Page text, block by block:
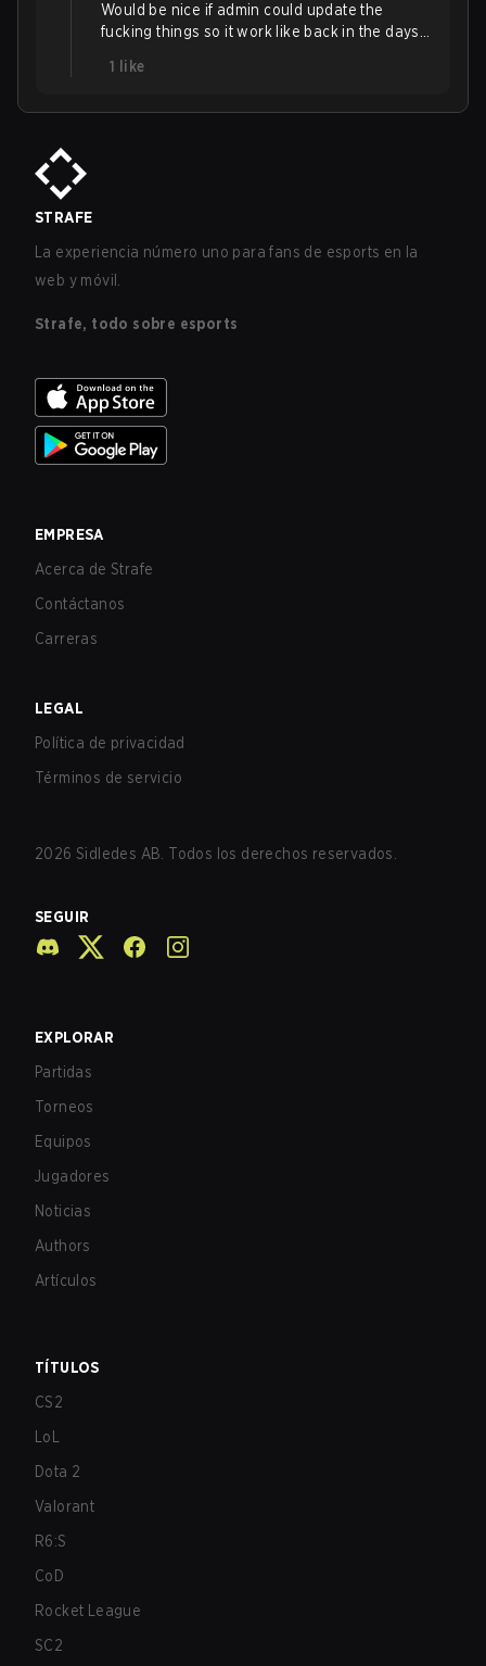
Would be nice if admin could update the
fucking things so it work like back in the days…
1
like
STRAFE
La experiencia número uno para fans de esports en la
web y móvil.
Strafe, todo sobre esports
EMPRESA
Acerca de Strafe
Contáctanos
Carreras
LEGAL
Política de privacidad
Términos de servicio
2026 Sidledes AB. Todos los derechos reservados.
SEGUIR
EXPLORAR
Partidas
Torneos
Equipos
Jugadores
Noticias
Authors
Artículos
TÍTULOS
CS2
LoL
Dota 2
Valorant
R6:S
CoD
Rocket League
SC2